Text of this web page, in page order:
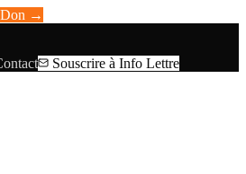
Don →
Souscrire à Info Lettre